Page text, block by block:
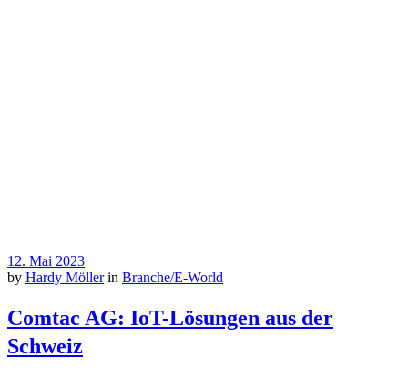
12. Mai 2023
by Hardy Möller in Branche/E-World
Comtac AG: IoT-Lösungen aus der
Schweiz